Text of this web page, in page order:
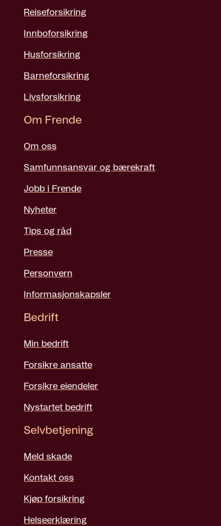
Reiseforsikring
Innboforsikring
Husforsikring
Barneforsikring
Livsforsikring
Om Frende
Om oss
Samfunnsansvar og bærekraft
Jobb i Frende
Nyheter
Tips og råd
Presse
Personvern
Informasjonskapsler
Bedrift
Min bedrift
Forsikre ansatte
Forsikre eiendeler
Nystartet bedrift
Selvbetjening
Meld skade
Kontakt oss
Kjøp forsikring
Helseerklæring